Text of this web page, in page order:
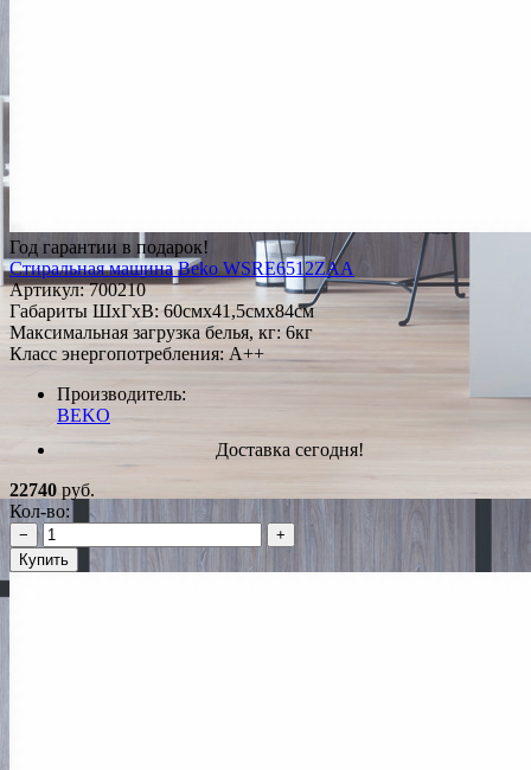
Год гарантии в подарок!
Стиральная машина Beko WSRE6512ZAA
Артикул:700210
Габариты ШxГxВ: 60смx41,5смx84см
Максимальная загрузка белья, кг: 6кг
Класс энергопотребления: A++
Производитель:
BEKO
Доставка сегодня!
22740 руб.
Кол-во:
−
+
Купить